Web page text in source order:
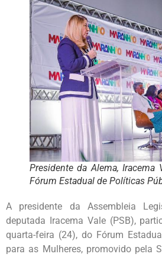
Presidente da Alema, Iracema
Fórum Estadual de Políticas
A presidente da Assembleia
deputada Iracema Vale (PSB),
quarta-feira (24), do Fórum
para as Mulheres, promovido pela